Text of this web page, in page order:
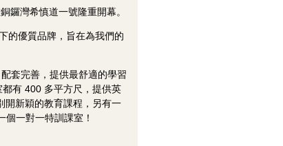
鑼灣希慎道一號隆重開幕。
的優質品牌，旨在為我們的
套完善，提供最舒適的學習
有 400 多平方尺，提供英
開新穎的教育課程，另有一
一對一特訓課室！